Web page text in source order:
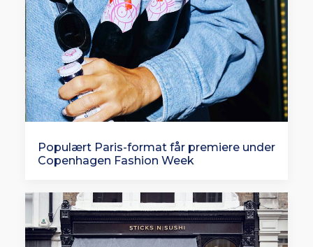
Populært Paris-format får premiere under
Copenhagen Fashion Week